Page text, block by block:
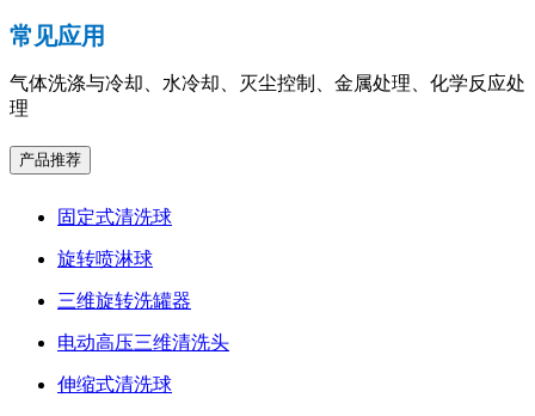
常见应用
气体洗涤与冷却、水冷却、灭尘控制、金属处理、化学反应处
理
产品推荐
固定式清洗球
旋转喷淋球
三维旋转洗罐器
电动高压三维清洗头
伸缩式清洗球